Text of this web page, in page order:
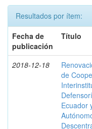
Resultados por ítem:
Fecha de
publicación
Título
2018-12-18
de
Ecuador